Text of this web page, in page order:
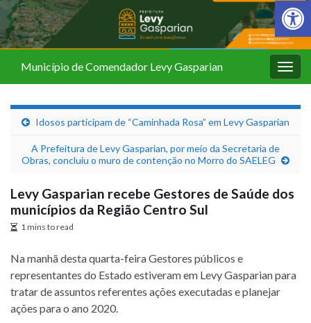
Barra de
Município de Comendador Levy Gasparian
Idosos participam de “Caminhada Rosa” em Levy Gasparian
A Prefeitura de Levy Gasparian, por meio da Secretaria de
Obras, concluiu o muro de contenção no Morro do SAELEG
Levy Gasparian recebe Gestores de Saúde dos
municípios da Região Centro Sul
1 mins to read
Na manhã desta quarta-feira Gestores públicos e
representantes do Estado estiveram em Levy Gasparian para
tratar de assuntos referentes ações executadas e planejar
ações para o ano 2020.